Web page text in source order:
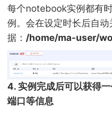
每个notebook实例都有
例。会在设定时长后自
据： /home/ma-user/
4. 实例完成后可以获得一
端口等信息